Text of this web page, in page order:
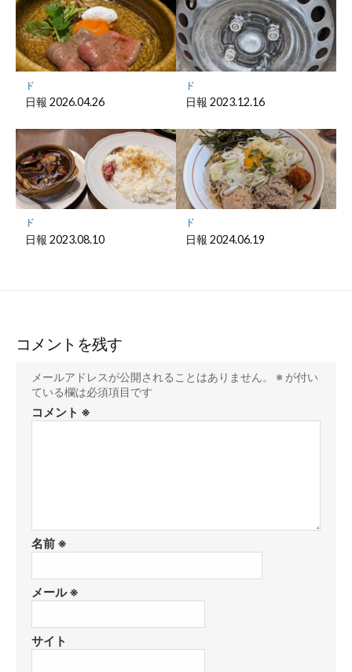
ド
日報 2026.04.26
ド
日報 2023.12.16
ド
日報 2023.08.10
ド
日報 2024.06.19
コメントを残す
メールアドレスが公開されることはありません。 ※ が付い
ている欄は必須項目です
コメント ※
名前 ※
メール※
サイト